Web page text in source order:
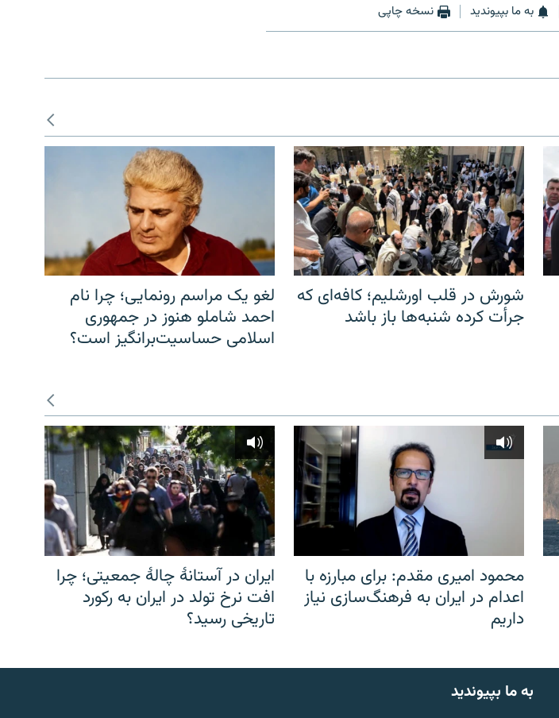
به ما بپیوندید نسخه چاپی
شورش در قلب اورشلیم؛ کافه‌ای که
جرأت کرده شنبه‌ها باز باشد
لغو یک مراسم رونمایی؛ چرا نام
احمد شاملو هنوز در جمهوری
اسلامی حساسیت‌برانگیز است؟
محمود امیری مقدم: برای مبارزه با
اعدام در ایران به فرهنگ‌سازی نیاز
داریم
ایران در آستانهٔ چالهٔ جمعیتی؛ چرا
افت نرخ تولد در ایران به رکورد
تاریخی رسید؟
به ما بپیوندید